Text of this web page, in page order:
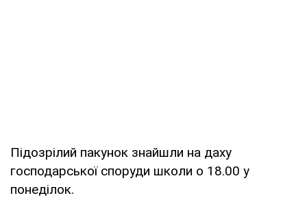
Підозрілий пакунок знайшли на даху
господарської споруди школи о 18.00 у
понеділок.